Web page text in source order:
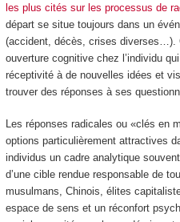
les plus cités sur les processus de
départ se situe toujours dans un
(accident, décès, crises diverses…).
ouverture cognitive chez l’individu
réceptivité à de nouvelles idées et
trouver des réponses à ses
Les réponses radicales ou «clés en
options particulièrement attractives
individus un cadre analytique
d’une cible rendue responsable de
musulmans, Chinois, élites
espace de sens et un réconfort